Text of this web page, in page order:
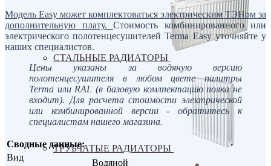
СТАЛЬНЫЕ РАДИАТОРЫ
ТРУБЧАТЫЕ РАДИАТОРЫ
Модель Easy может комплектоваться электрическим ТЭНом за
дополнительную плату. Стоимость комбинированного или
электрического полотенцесушителей Terma Easy уточняйте у
наших специалистов.
Цены указаны за водяную версию
полотенцесушителя в любом цвете палитры
Terma или RAL (в базовую комлпектацию полка не
входит). Для расчета стоимости электрической
или комбинированной версии - обратитесь к
специалистам нашего магазина.
Сводные данные:
Вид
Водяной